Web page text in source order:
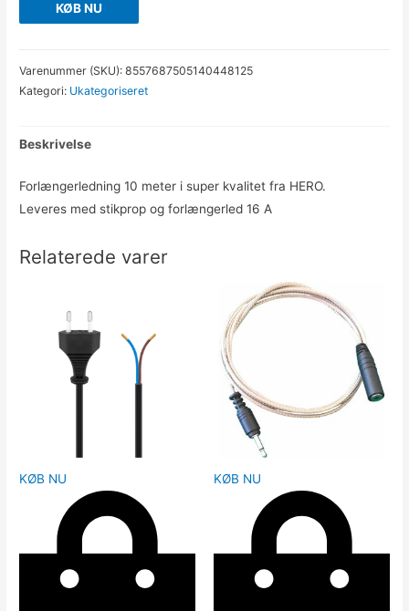
KØB NU
Varenummer (SKU):8557687505140448125
Kategori: Ukategoriseret
Beskrivelse
Forlængerledning 10 meter i super kvalitet fra HERO.
Leveres med stikprop og forlængerled 16 A
Relaterede varer
KØB NU KØB NU